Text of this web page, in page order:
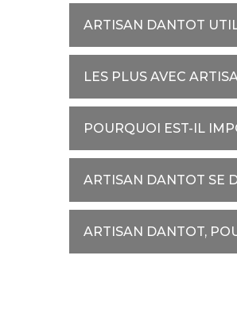
ARTISAN DANTOT
LES PLUS AVEC
POURQUOI EST-IL
ARTISAN DANTOT SE
ARTISAN DANTOT,